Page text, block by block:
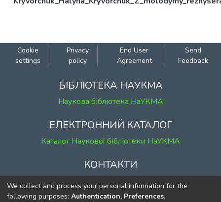
Cookie
settings
Privacy
policy
End User
Agreement
Send
Feedback
БІБЛІОТЕКА НАУКМА
Наукова бібліотека НаУКМА
ЕЛЕКТРОННИЙ КАТАЛОГ
Каталог Наукової бібліотеки НаУКМА
КОНТАКТИ
м. Київ, вул. Григорія Сковороди, 2
к. 1, к. 120
We collect and process your personal information for the
following purposes: Authentication, Preferences,